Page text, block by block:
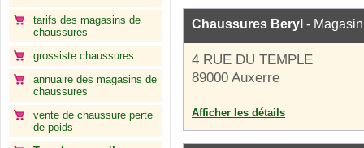
tarifs des magasins de
chaussures
grossiste chaussures
annuaire des magasins de
chaussures
vente de chaussure perte
de poids
Chaussures Beryl -
4 RUE DU TEMPLE
89000 Auxerre
Afficher les détails